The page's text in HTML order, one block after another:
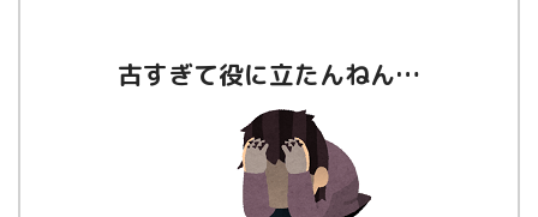
古すぎて役に立たんねん…